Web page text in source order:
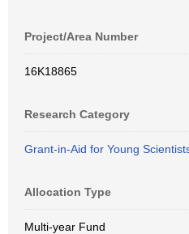
Project/Area Number
16K18865
Research Category
Grant-in-Aid for Young
Allocation Type
Multi-year Fund